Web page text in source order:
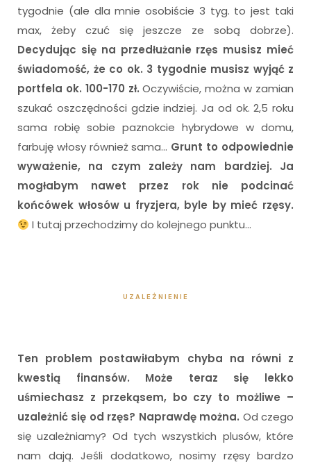
tygodnie (ale dla mnie osobiście 3 tyg. to jest taki
max, żeby czuć się jeszcze ze sobą dobrze).
Decydując się na przedłużanie rzęs musisz mieć
świadomość, że co ok. 3 tygodnie musisz wyjąć z
portfela ok. 100-170 zł. Oczywiście, można w zamian
szukać oszczędności gdzie indziej. Ja od ok. 2,5 roku
sama robię sobie paznokcie hybrydowe w domu,
farbuję włosy również sama… Grunt to odpowiednie
wyważenie, na czym zależy nam bardziej. Ja
mogłabym nawet przez rok nie podcinać
końcówek włosów u fryzjera, byle by mieć rzęsy.
I tutaj przechodzimy do kolejnego punktu…
UZALEŻNIENIE
Ten problem postawiłabym chyba na równi z
kwestią finansów. Może teraz się lekko
uśmiechasz z przekąsem, bo czy to możliwe –
uzależnić się od rzęs? Naprawdę można. Od czego
się uzależniamy? Od tych wszystkich plusów, które
nam dają. Jeśli dodatkowo, nosimy rzęsy bardzo